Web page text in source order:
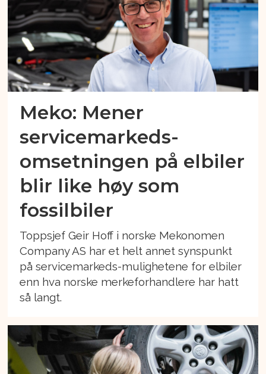
Meko: Mener
servicemarkeds-
omsetningen på elbiler
blir like høy som
fossilbiler
Toppsjef Geir Hoff i norske Mekonomen
Company AS har et helt annet synspunkt
på servicemarkeds-mulighetene for elbiler
enn hva norske merkeforhandlere har hatt
så langt.